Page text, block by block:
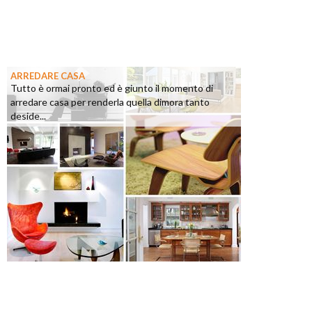
ARREDARE CASA
Tutto è ormai pronto ed è giunto il momento di
arredare casa per renderla quella dimora tanto
deside...